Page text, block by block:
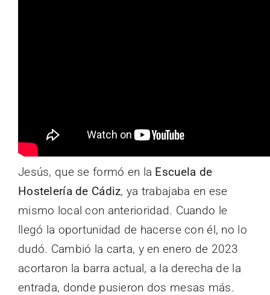
Jesús, que se formó en la Escuela de
Hostelería de Cádiz, ya trabajaba en ese
mismo local con anterioridad. Cuando le
llegó la oportunidad de hacerse con él, no lo
dudó. Cambió la carta, y en enero de 2023
acortaron la barra actual, a la derecha de la
entrada, donde pusieron dos mesas más.